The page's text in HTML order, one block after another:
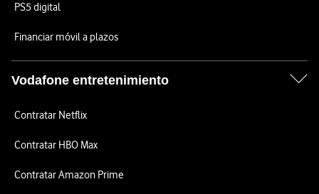
PS5 digital
Financiar móvil a plazos
Vodafone entretenimiento
Contratar Netflix
Contratar HBO Max
Contratar Amazon Prime